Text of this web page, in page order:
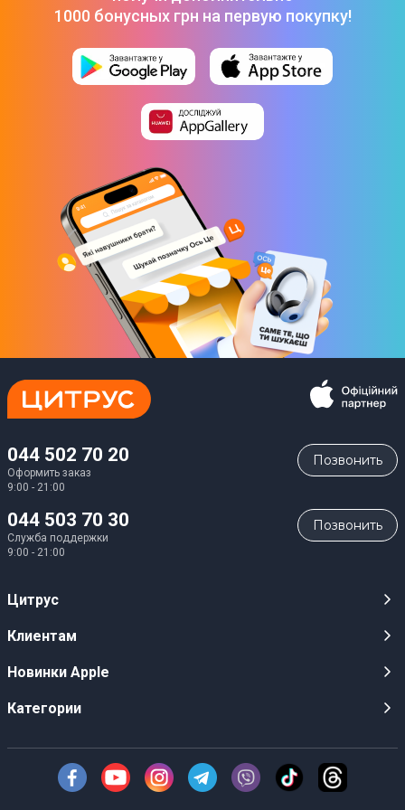
1000 бонусных грн на первую покупку!
044 502 70 20
Оформить заказ
9:00 - 21:00
Позвонить
044 503 70 30
Служба поддержки
9:00 - 21:00
Позвонить
Цитрус
Карьера
Оптовым клиентам
О Компании
Клиентам
Публичные оферты
Инструкции и прошивки
Доставка
Новинки Apple
iPhone 17
iPhone Air
Категории
Техника Apple
Смартфоны